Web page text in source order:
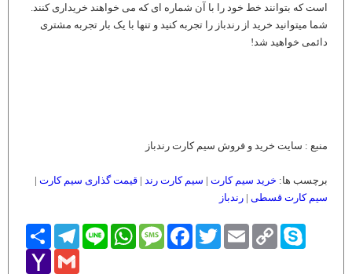
است که بتوانند خط خود را با آن شماره ای که می خواهند خریداری کنند.
شما میتوانید خرید از رندباز را تجربه کنید و تنها با یک بار تجربه مشتری
دائمی خواهید شد!
منبع : سایت خرید و فروش سیم کارت رندباز
برچسب ها: خرید سیم کارت | سیم کارت رند | قیمت گذاری سیم کارت |
سیم کارت قسطی | رندباز
اشتراکTelegram Line
WhatsAppMessageFacebookTwitter Email
Copy
Link
Skype
Yahoo
Mail
Gmail